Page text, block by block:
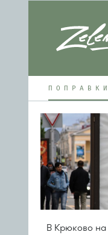
ПОПРАВКИ
В Крюково на